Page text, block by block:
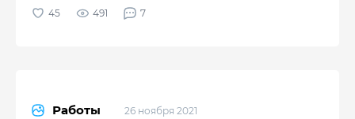
491 7
Работы 26 ноября 2021